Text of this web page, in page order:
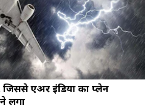
जिससे एअर इंडिया का प्लेन
लगा